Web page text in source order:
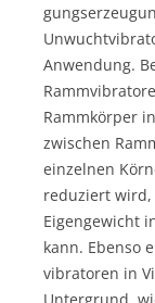
Anwendung.
Rammkörper
zwischen
einzelnen
reduziert wird,
Eigengewicht
kann. Ebenso
vibratoren in
Untergrund,